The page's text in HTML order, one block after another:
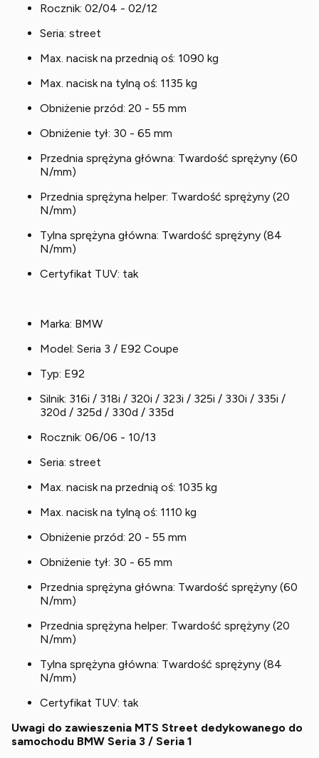
Rocznik: 02/04 - 02/12
Seria: street
Max. nacisk na przednią oś: 1090 kg
Max. nacisk na tylną oś: 1135 kg
Obniżenie przód: 20 - 55 mm
Obniżenie tył: 30 - 65 mm
Przednia sprężyna główna: Twardość sprężyny (60
N/mm)
Przednia sprężyna helper: Twardość sprężyny (20
N/mm)
Tylna sprężyna główna: Twardość sprężyny (84
N/mm)
Certyfikat TUV: tak
Marka: BMW
Model: Seria 3 / E92 Coupe
Typ: E92
Silnik: 316i / 318i / 320i / 323i / 325i / 330i / 335i /
320d / 325d / 330d / 335d
Rocznik: 06/06 - 10/13
Seria: street
Max. nacisk na przednią oś: 1035 kg
Max. nacisk na tylną oś: 1110 kg
Obniżenie przód: 20 - 55 mm
Obniżenie tył: 30 - 65 mm
Przednia sprężyna główna: Twardość sprężyny (60
N/mm)
Przednia sprężyna helper: Twardość sprężyny (20
N/mm)
Tylna sprężyna główna: Twardość sprężyny (84
N/mm)
Certyfikat TUV: tak
Uwagi do zawieszenia MTS Street dedykowanego do
samochodu BMW Seria 3 / Seria 1